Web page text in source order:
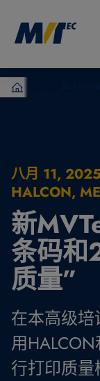
MVTec Software
八月 11,
HALCON,
新
条码和
质量”
在本高级
用
行打印质量